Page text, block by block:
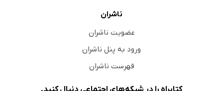
ناشران
عضویت ناشران
ورود به پنل ناشران
فهرست ناشران